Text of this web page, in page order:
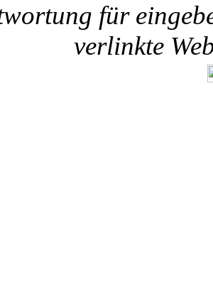
für
verlinkte